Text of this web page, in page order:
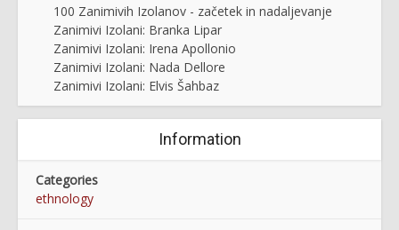
100 Zanimivih Izolanov - začetek in nadaljevanje
Zanimivi Izolani: Branka Lipar
Zanimivi Izolani: Irena Apollonio
Zanimivi Izolani: Nada Dellore
Zanimivi Izolani: Elvis Šahbaz
Information
Categories
ethnology